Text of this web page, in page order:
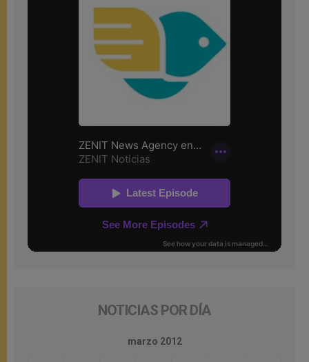
NOTICIAS POR DÍA
marzo 2012